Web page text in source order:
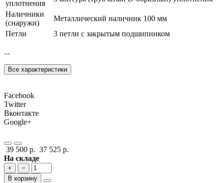
уплотнения
Наличники
(снаружи)
Металлический наличник 100 мм
Петли
3 петли с закрытым подшипником
...
Все характеристики
Facebook
Twitter
Вконтакте
Google+
39 500 р. 37 525 р.
На складе
+
−
В корзину